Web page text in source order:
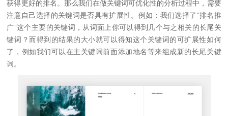
获得更好的排名。那么我们在做关键词可优化性的分析过程中，需要
注意自己选择的关键词是否具有扩展性。例如：我们选择了“排名推
广”这个主要的关键词，从词面上你可以得到几个与之相关的长尾关
键词？而得到的结果的大小就可以得知这个关键词的可扩展性如何
了，例如我们可以在主关键词前面添加地名等来组成新的长尾关键
词。